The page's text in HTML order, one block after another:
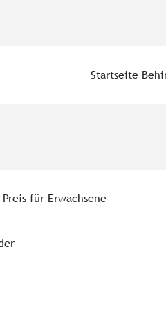
Startseite
für Erwachsene